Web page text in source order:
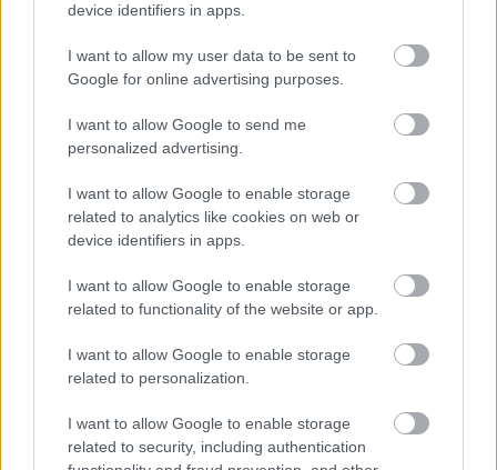
device identifiers in apps.
I want to allow my user data to be sent to
Google for online advertising purposes.
I want to allow Google to send me
personalized advertising.
I want to allow Google to enable storage
related to analytics like cookies on web or
device identifiers in apps.
I want to allow Google to enable storage
related to functionality of the website or app.
I want to allow Google to enable storage
related to personalization.
I want to allow Google to enable storage
related to security, including authentication
Jupiter, a főisten
Az égbolt mítoszai 6. - A Jupiter
Arthur Arthurus •2018. március 04.
Sorozatunk mai vendége a Jupiter, ez a hatalmas
kering tőlünk. Sok mitológiában a főistent, a
törvényeket testesítette meg, és ez épp annyira